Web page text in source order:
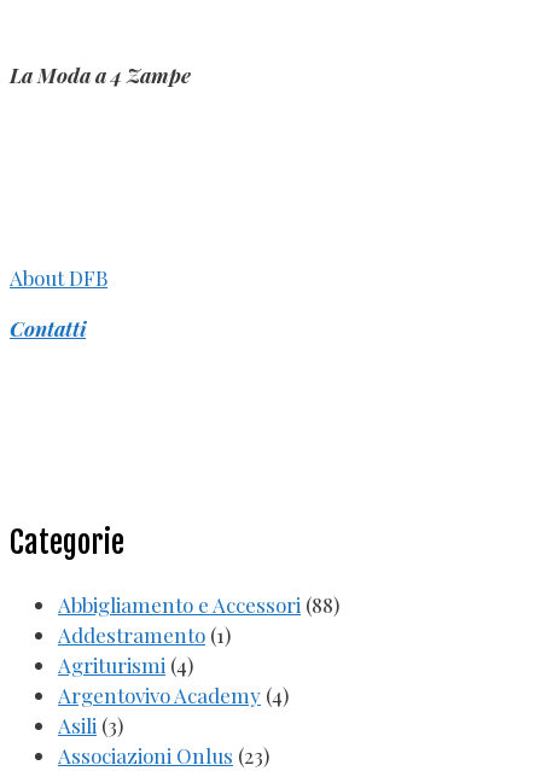
La Moda a 4 Zampe
About DFB
Contatti
Categorie
Abbigliamento e Accessori (88)
Addestramento (1)
Agriturismi (4)
Argentovivo Academy (4)
Asili (3)
Associazioni Onlus (23)